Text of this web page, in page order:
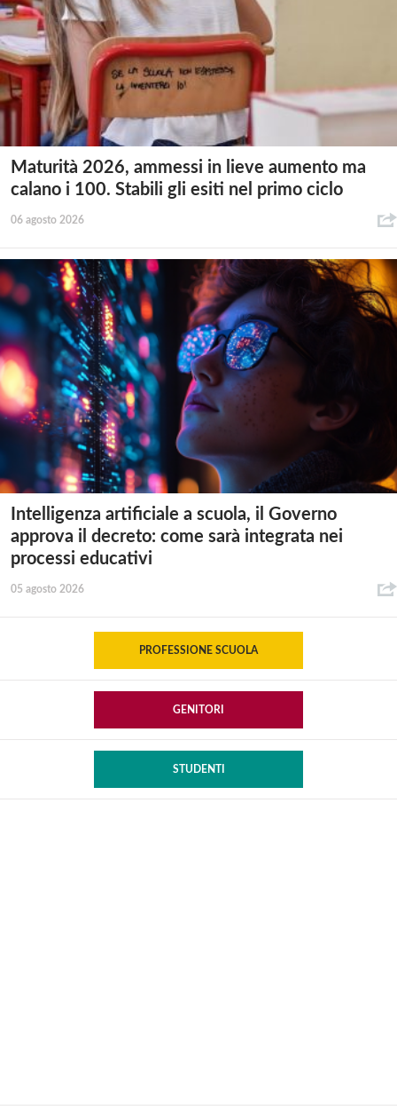
Maturità 2026, ammessi in lieve aumento ma
calano i 100. Stabili gli esiti nel primo ciclo
06 agosto 2026
Intelligenza artificiale a scuola, il Governo
approva il decreto: come sarà integrata nei
processi educativi
05 agosto 2026
PROFESSIONE SCUOLA
GENITORI
STUDENTI